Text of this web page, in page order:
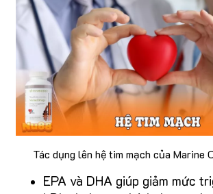
Tác dụng lên hệ tim mạch của Marine
EPA và DHA giúp giảm mức